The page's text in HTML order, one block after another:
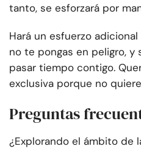
tanto, se esforzará por
Hará un esfuerzo
no te pongas en peligro,
pasar tiempo contigo.
exclusiva porque no
Preguntas
¿Explorando el ámbito de